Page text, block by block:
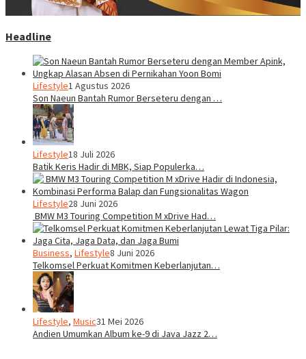
Headline
Lifestyle1 Agustus 2026
Son Naeun Bantah Rumor Berseteru dengan …
Lifestyle18 Juli 2026
Batik Keris Hadir di MBK, Siap Populerka…
Lifestyle28 Juni 2026
BMW M3 Touring Competition M xDrive Had…
Business, Lifestyle8 Juni 2026
Telkomsel Perkuat Komitmen Keberlanjutan…
Lifestyle, Music31 Mei 2026
Andien Umumkan Album ke-9 di Java Jazz 2…